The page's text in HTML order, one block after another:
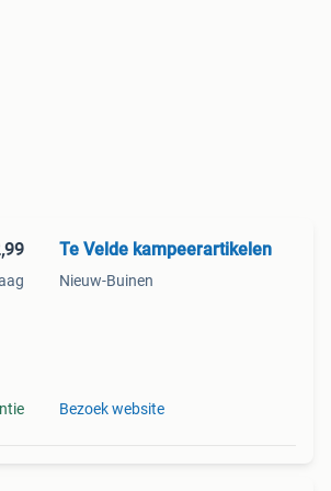
Te Velde kampeerartikelen
Nieuw-Buinen
Bezoek website